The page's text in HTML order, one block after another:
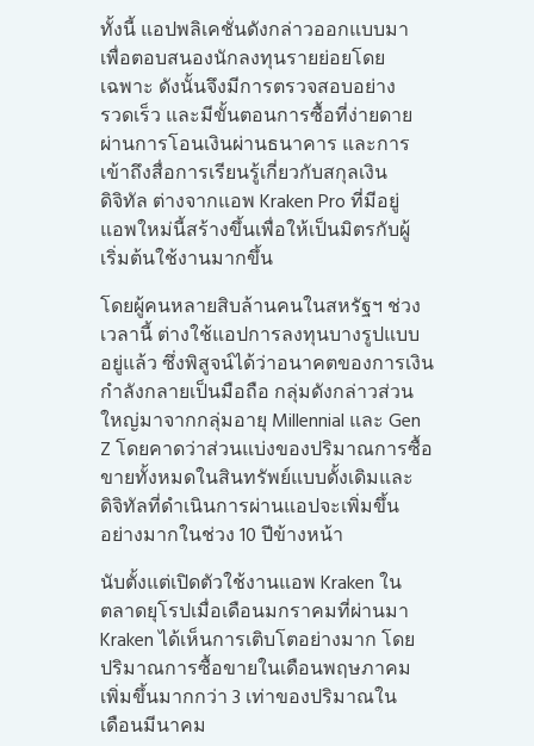
ทั้งนี้ แอปพลิเคชั่นดังกล่าวออกแบบมา
เพื่อตอบสนองนักลงทุนรายย่อยโดย
เฉพาะ ดังนั้นจึงมีการตรวจสอบอย่าง
รวดเร็ว และมีขั้นตอนการซื้อที่ง่ายดาย
ผ่านการโอนเงินผ่านธนาคาร และการ
เข้าถึงสื่อการเรียนรู้เกี่ยวกับสกุลเงิน
ดิจิทัล ต่างจากแอพ Kraken Pro ที่มีอยู่
แอพใหม่นี้สร้างขึ้นเพื่อให้เป็นมิตรกับผู้
เริ่มต้นใช้งานมากขึ้น
โดยผู้คนหลายสิบล้านคนในสหรัฐฯ ช่วง
เวลานี้ ต่างใช้แอปการลงทุนบางรูปแบบ
อยู่แล้ว ซึ่งพิสูจน์ได้ว่าอนาคตของการเงิน
กำลังกลายเป็นมือถือ กลุ่มดังกล่าวส่วน
ใหญ่มาจากกลุ่มอายุ Millennial และ Gen
Z โดยคาดว่าส่วนแบ่งของปริมาณการซื้อ
ขายทั้งหมดในสินทรัพย์แบบดั้งเดิมและ
ดิจิทัลที่ดำเนินการผ่านแอปจะเพิ่มขึ้น
อย่างมากในช่วง 10 ปีข้างหน้า
นับตั้งแต่เปิดตัวใช้งานแอพ Kraken ใน
ตลาดยุโรปเมื่อเดือนมกราคมที่ผ่านมา
Kraken ได้เห็นการเติบโตอย่างมาก โดย
ปริมาณการซื้อขายในเดือนพฤษภาคม
เพิ่มขึ้นมากกว่า 3 เท่าของปริมาณใน
เดือนมีนาคม